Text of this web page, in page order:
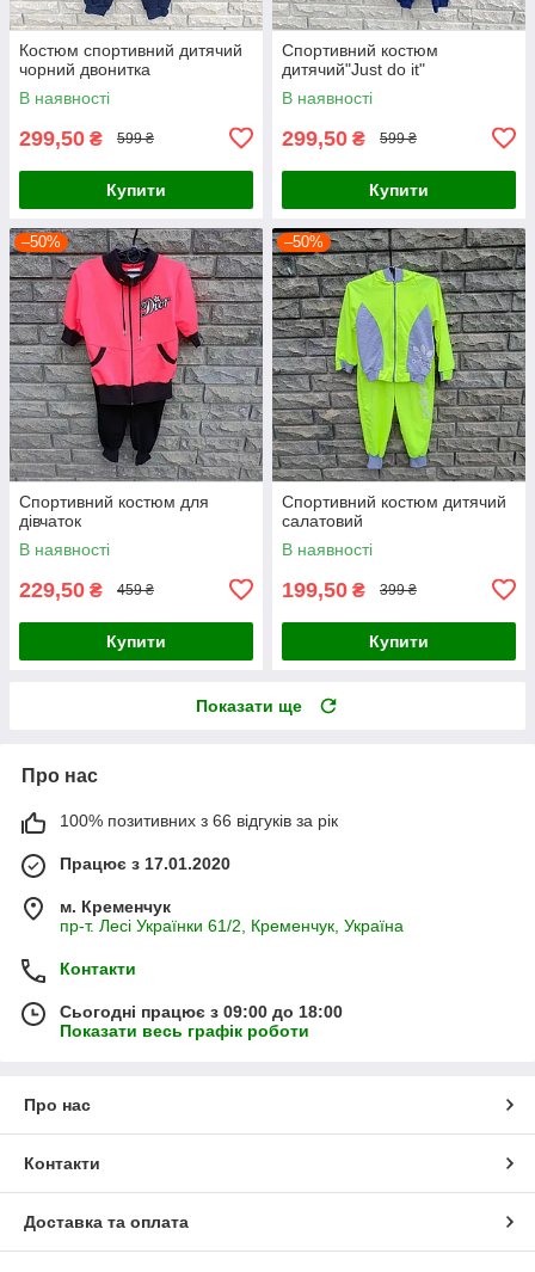
Костюм спортивний дитячий
чорний двонитка
В наявності
299,50 ₴ 599 ₴
Купити
Спортивний костюм
дитячий"Just do it"
В наявності
299,50 ₴ 599 ₴
Купити
–50%
Спортивний костюм для
дівчаток
В наявності
229,50 ₴ 459 ₴
Купити
–50%
Спортивний костюм дитячий
салатовий
В наявності
199,50 ₴ 399 ₴
Купити
Показати ще
Про нас
100% позитивних з 66 відгуків за рік
Працює з 17.01.2020
м. Кременчук
пр-т. Лесі Українки 61/2, Кременчук, Україна
Контакти
Сьогодні працює з 09:00 до 18:00
Показати весь графік роботи
Про нас
Контакти
Доставка та оплата